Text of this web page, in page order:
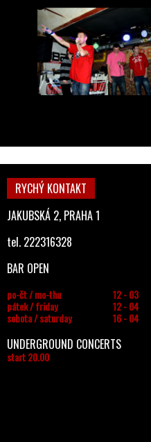
RYCHÝ KONTAKT
JAKUBSKÁ 2, PRAHA 1
tel. 222316328
BAR OPEN
po-čt / mo-thu
12 - 03
pátek / friday
12 - 04
sobota / saturday
16 - 04
UNDERGROUND CONCERTS
start 20.00